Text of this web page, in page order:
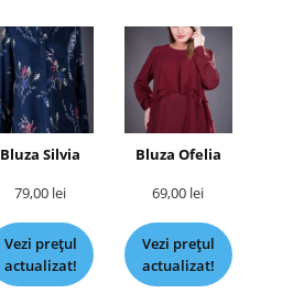
Bluza Silvia
79,00 lei
Vezi prețul
actualizat!
Bluza Ofelia
69,00 lei
Vezi prețul
actualizat!